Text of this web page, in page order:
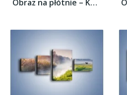
Obraz na płótnie – Koń o poranku –...